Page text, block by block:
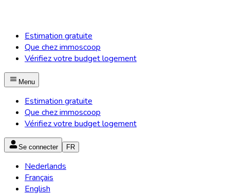
Estimation gratuite
Que chez immoscoop
Vérifiez votre budget logement
Menu
Estimation gratuite
Que chez immoscoop
Vérifiez votre budget logement
Se connecter FR
Nederlands
Français
English